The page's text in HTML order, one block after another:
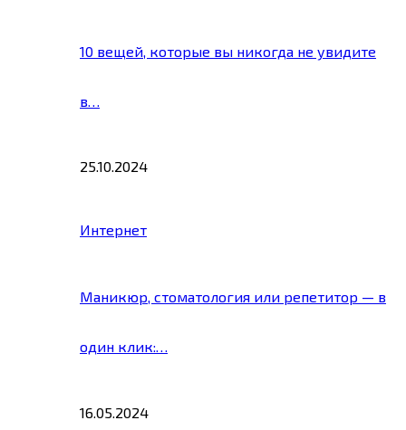
10 вещей, которые вы никогда не увидите
в…
25.10.2024
Интернет
Маникюр, стоматология или репетитор — в
один клик:…
16.05.2024